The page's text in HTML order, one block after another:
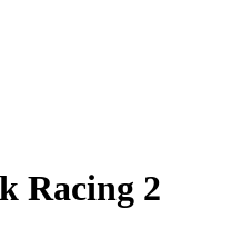
Racing 2